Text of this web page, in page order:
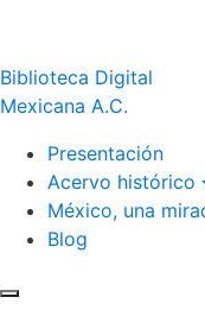
Biblioteca Digital
Mexicana A.C.
Presentación
Acervo histórico
México, una
Blog